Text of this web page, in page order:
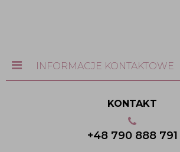
INFORMACJE KONTAKTOWE
KONTAKT
+48 790 888 791